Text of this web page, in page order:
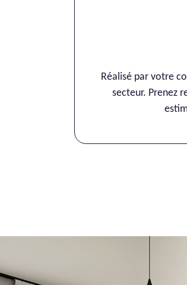
Réalisé par votre
secteur. Prenez